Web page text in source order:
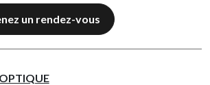
un rendez-vous